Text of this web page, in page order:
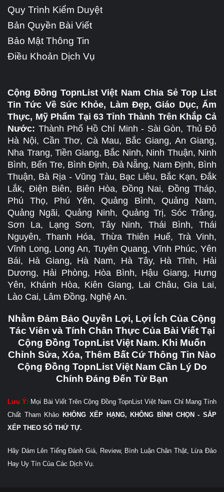
Quy Trình Kiểm Duyệt
Bản Quyền Bài Viết
Bảo Mật Thông Tin
Điều Khoản Dịch Vụ
Cộng Đồng TopnList Việt Nam Chia Sẻ Top List
Tin Tức Về Sức Khỏe, Làm Đẹp, Giáo Dục, Ẩm
Thực, Mỹ Phẩm Tại 63 Tỉnh Thành Trên Khắp Cả
Nước: Thành Phố Hồ Chí Minh - Sài Gòn, Thủ Đô
Hà Nội, Cần Thơ, Cà Mau, Bắc Giang, An Giang,
Nha Trang, Tiền Giang, Bắc Ninh, Ninh Thuận, Ninh
Bình, Bến Tre, Bình Định, Đà Nẵng, Nam Định, Bình
Thuận, Bà Rịa - Vũng Tàu, Bạc Liêu, Bắc Kạn, Đắk
Lắk, Điện Biên, Biên Hòa, Đồng Nai, Đồng Tháp,
Phú Thọ, Phú Yên, Quảng Bình, Quảng Nam,
Quảng Ngãi, Quảng Ninh, Quảng Trị, Sóc Trăng,
Sơn La, Lạng Sơn, Tây Ninh, Thái Bình, Thái
Nguyên, Thanh Hóa, Thừa Thiên Huế, Trà Vinh,
Vĩnh Long, Long An, Tuyên Quang, Vĩnh Phúc, Yên
Bái, Hà Giang, Hà Nam, Hà Tây, Hà Tĩnh, Hải
Dương, Hải Phòng, Hòa Bình, Hậu Giang, Hưng
Yên, Khánh Hòa, Kiên Giang, Lai Châu, Gia Lai,
Lào Cai, Lâm Đồng, Nghệ An.
Nhằm Đảm Bảo Quyền Lợi, Lợi Ích Của Cộng
Tác Viên và Tính Chân Thực Của Bài Viết Tại
Cộng Đồng TopnList Việt Nam. Khi Muốn
Chỉnh Sửa, Xóa, Thêm Bất Cứ Thông Tin Nào
Cộng Đồng TopnList Việt Nam Cần Lý Do
Chính Đáng Đến Từ Bạn
Lưu Ý: Mọi Bài Viết Trên Cộng Đồng TopnList Việt Nam Chỉ Mang Tính
Chất Tham KhảoKHÔNG XẾP HẠNG, KHÔNG BÌNH CHỌN - SẮP
XẾP THEO SỐ THỨ TỰ.
Hãy Dám Lên Tiếng Đánh Giá, Review, Bình Luận Chân Thật, Lừa Đảo
Hay Uy Tín Của Các Dịch Vụ.